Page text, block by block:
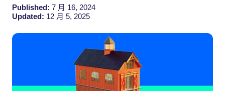
Published: 7 月 16, 2024
Updated: 12 月 5, 2025